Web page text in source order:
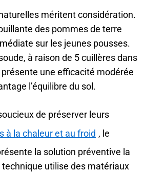
méritent considération.
des pommes de terre
sur les jeunes pousses.
à raison de 5 cuillères dans
présente une efficacité modérée
l’équilibre du sol.
de préserver leurs
à la chaleur et au froid , le
la solution préventive la
utilise des matériaux